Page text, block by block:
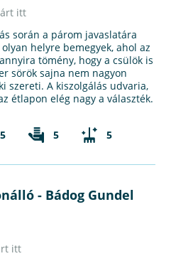
itt
során a párom javaslatára
helyre bemegyek, ahol az
tömény, hogy a csülök is
sörök sajna nem nagyon
szereti. A kiszolgálás udvaria,
étlapon elég nagy a választék.
5 5 5
- Bádog Gundel
itt